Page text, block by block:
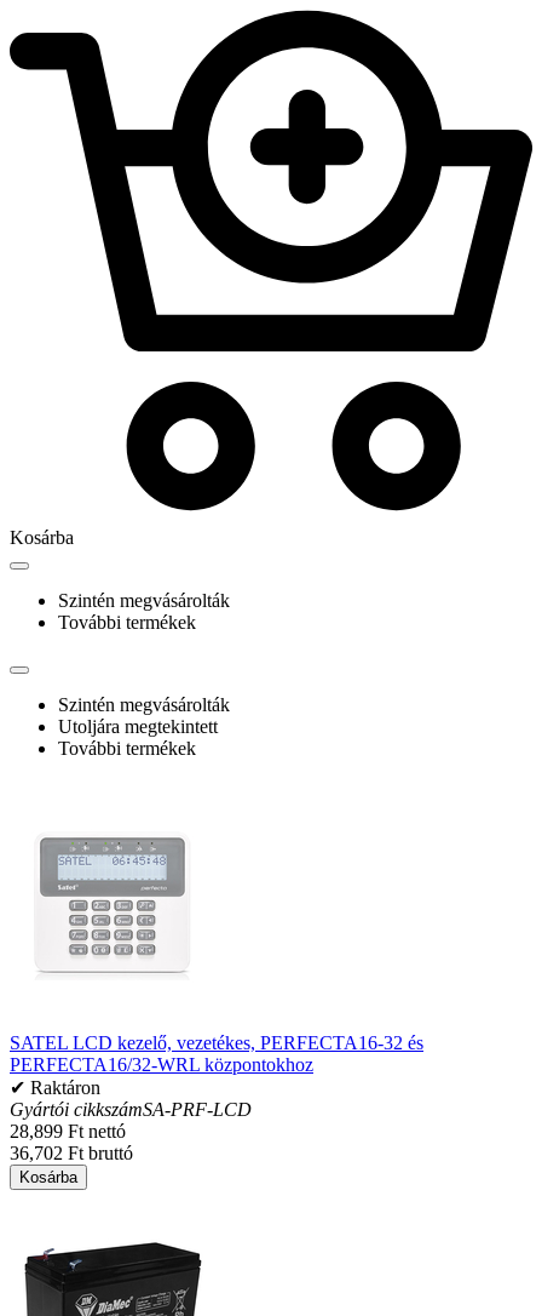
Kosárba
Szintén megvásárolták
További termékek
Szintén megvásárolták
Utoljára megtekintett
További termékek
SATEL LCD kezelő, vezetékes, PERFECTA16-32 és
PERFECTA16/32-WRL központokhoz
✔ Raktáron
Gyártói cikkszámSA-PRF-LCD
28,899 Ft nettó
36,702 Ft bruttó
Kosárba